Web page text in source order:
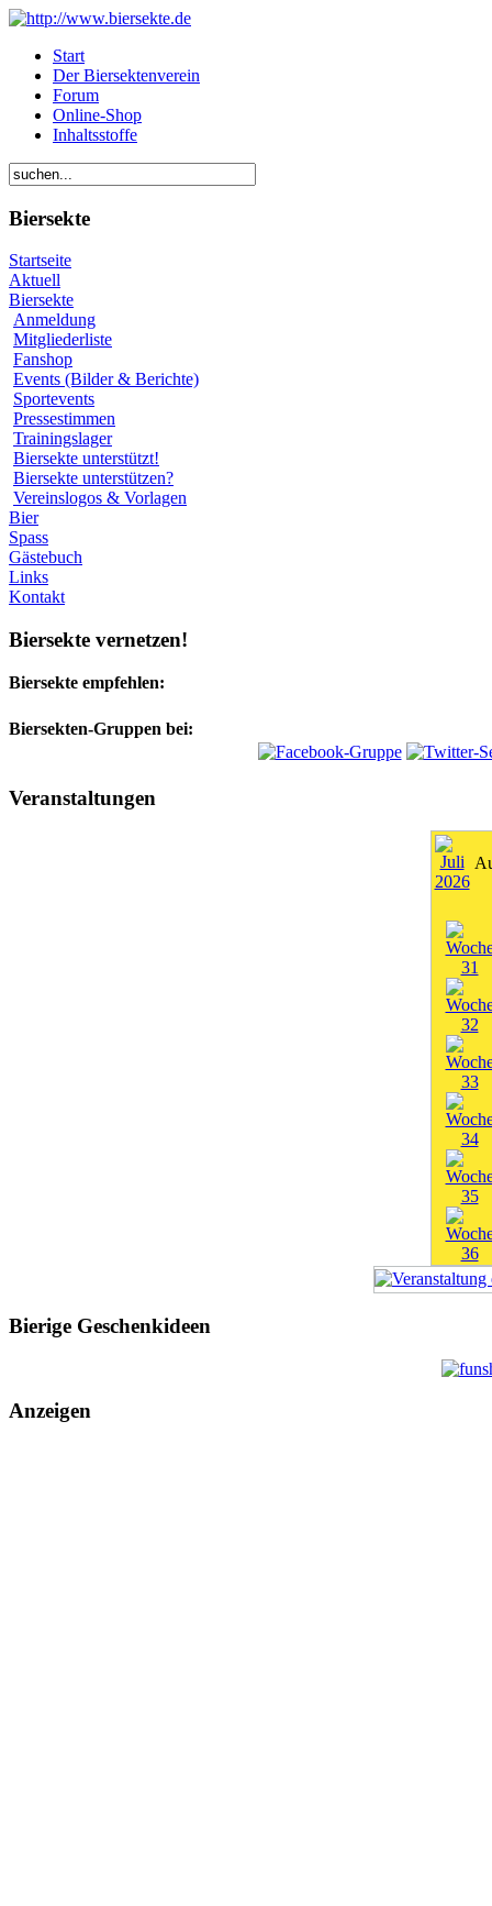
Start
Der Biersektenverein
Forum
Online-Shop
Inhaltsstoffe
Biersekte
Startseite
Aktuell
Biersekte
Anmeldung
Mitgliederliste
Fanshop
Events (Bilder & Berichte)
Sportevents
Pressestimmen
Trainingslager
Biersekte unterstützt!
Biersekte unterstützen?
Vereinslogos & Vorlagen
Bier
Spass
Gästebuch
Links
Kontakt
Biersekte vernetzen!
Biersekte empfehlen:
Biersekten-Gruppen bei:
Veranstaltungen
Bierige Geschenkideen
Anzeigen